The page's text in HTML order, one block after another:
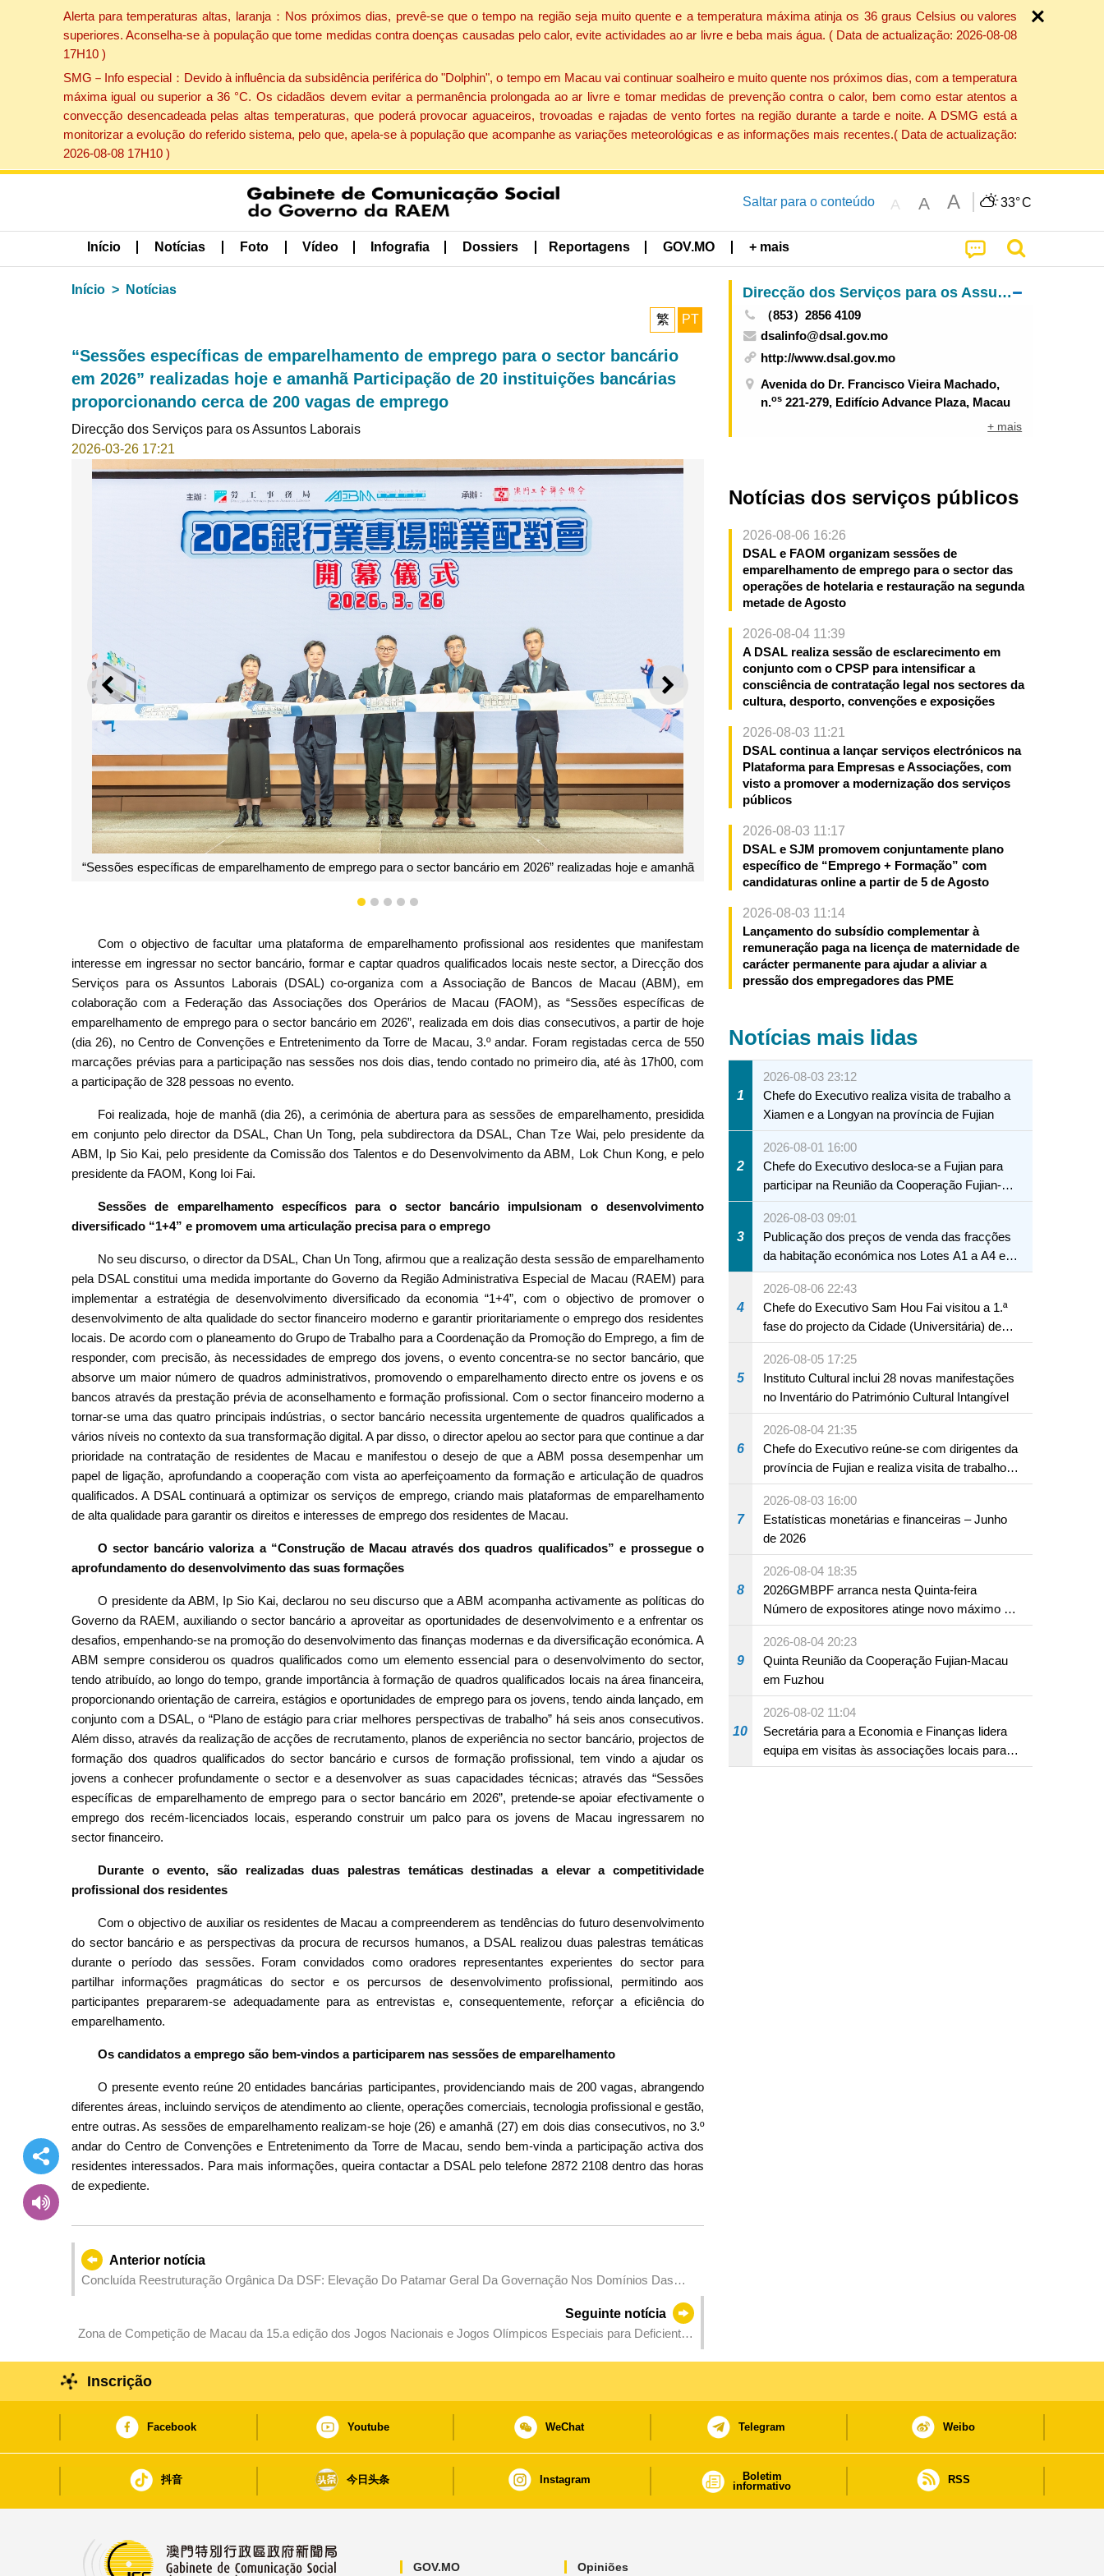
Alerta para temperaturas altas, laranja：Nos próximos dias, prevê-se que o tempo na região seja muito quente e a temperatura máxima atinja os 36 graus Celsius ou valores
superiores. Aconselha-se à população que tome medidas contra doenças causadas pelo calor, evite actividades ao ar livre e beba mais água. ( Data de actualização: 2026-08-08
17H10 )
SMG－Info especial：Devido à influência da subsidência periférica do "Dolphin", o tempo em Macau vai continuar soalheiro e muito quente nos próximos dias, com a temperatura
máxima igual ou superior a 36 °C. Os cidadãos devem evitar a permanência prolongada ao ar livre e tomar medidas de prevenção contra o calor, bem como estar atentos a
convecção desencadeada pelas altas temperaturas, que poderá provocar aguaceiros, trovoadas e rajadas de vento fortes na região durante a tarde e noite. A DSMG está a
monitorizar a evolução do referido sistema, pelo que, apela-se à população que acompanhe as variações meteorológicas e as informações mais recentes.( Data de actualização:
2026-08-08 17H10 )
Saltar para o conteúdo A A A 33°C
Início Notícias Foto Vídeo Infografia Dossiers Reportagens GOV.MO + mais
Início Notícias
繁 PT
“Sessões específicas de emparelhamento de emprego para o sector bancário
em 2026” realizadas hoje e amanhã Participação de 20 instituições bancárias
proporcionando cerca de 200 vagas de emprego
Direcção dos Serviços para os Assuntos Laborais
2026-03-26 17:21
ANTERIOR SEGUINTE
“Sessões específicas de emparelhamento de emprego para o sector bancário em 2026” realizadas hoje e amanhã
1 2 3 4 5
Com o objectivo de facultar uma plataforma de emparelhamento profissional aos residentes que manifestam
interesse em ingressar no sector bancário, formar e captar quadros qualificados locais neste sector, a Direcção dos
Serviços para os Assuntos Laborais (DSAL) co-organiza com a Associação de Bancos de Macau (ABM), em
colaboração com a Federação das Associações dos Operários de Macau (FAOM), as “Sessões específicas de
emparelhamento de emprego para o sector bancário em 2026”, realizada em dois dias consecutivos, a partir de hoje
(dia 26), no Centro de Convenções e Entretenimento da Torre de Macau, 3.º andar. Foram registadas cerca de 550
marcações prévias para a participação nas sessões nos dois dias, tendo contado no primeiro dia, até às 17h00, com
a participação de 328 pessoas no evento.
Foi realizada, hoje de manhã (dia 26), a cerimónia de abertura para as sessões de emparelhamento, presidida
em conjunto pelo director da DSAL, Chan Un Tong, pela subdirectora da DSAL, Chan Tze Wai, pelo presidente da
ABM, Ip Sio Kai, pelo presidente da Comissão dos Talentos e do Desenvolvimento da ABM, Lok Chun Kong, e pelo
presidente da FAOM, Kong Ioi Fai.
Sessões de emparelhamento específicos para o sector bancário impulsionam o desenvolvimento
diversificado “1+4” e promovem uma articulação precisa para o emprego
No seu discurso, o director da DSAL, Chan Un Tong, afirmou que a realização desta sessão de emparelhamento
pela DSAL constitui uma medida importante do Governo da Região Administrativa Especial de Macau (RAEM) para
implementar a estratégia de desenvolvimento diversificado da economia “1+4”, com o objectivo de promover o
desenvolvimento de alta qualidade do sector financeiro moderno e garantir prioritariamente o emprego dos residentes
locais. De acordo com o planeamento do Grupo de Trabalho para a Coordenação da Promoção do Emprego, a fim de
responder, com precisão, às necessidades de emprego dos jovens, o evento concentra-se no sector bancário, que
absorve um maior número de quadros administrativos, promovendo o emparelhamento directo entre os jovens e os
bancos através da prestação prévia de aconselhamento e formação profissional. Com o sector financeiro moderno a
tornar-se uma das quatro principais indústrias, o sector bancário necessita urgentemente de quadros qualificados a
vários níveis no contexto da sua transformação digital. A par disso, o director apelou ao sector para que continue a dar
prioridade na contratação de residentes de Macau e manifestou o desejo de que a ABM possa desempenhar um
papel de ligação, aprofundando a cooperação com vista ao aperfeiçoamento da formação e articulação de quadros
qualificados. A DSAL continuará a optimizar os serviços de emprego, criando mais plataformas de emparelhamento
de alta qualidade para garantir os direitos e interesses de emprego dos residentes de Macau.
O sector bancário valoriza a “Construção de Macau através dos quadros qualificados” e prossegue o
aprofundamento do desenvolvimento das suas formações
O presidente da ABM, Ip Sio Kai, declarou no seu discurso que a ABM acompanha activamente as políticas do
Governo da RAEM, auxiliando o sector bancário a aproveitar as oportunidades de desenvolvimento e a enfrentar os
desafios, empenhando-se na promoção do desenvolvimento das finanças modernas e da diversificação económica. A
ABM sempre considerou os quadros qualificados como um elemento essencial para o desenvolvimento do sector,
tendo atribuído, ao longo do tempo, grande importância à formação de quadros qualificados locais na área financeira,
proporcionando orientação de carreira, estágios e oportunidades de emprego para os jovens, tendo ainda lançado, em
conjunto com a DSAL, o “Plano de estágio para criar melhores perspectivas de trabalho” há seis anos consecutivos.
Além disso, através da realização de acções de recrutamento, planos de experiência no sector bancário, projectos de
formação dos quadros qualificados do sector bancário e cursos de formação profissional, tem vindo a ajudar os
jovens a conhecer profundamente o sector e a desenvolver as suas capacidades técnicas; através das “Sessões
específicas de emparelhamento de emprego para o sector bancário em 2026”, pretende-se apoiar efectivamente o
emprego dos recém-licenciados locais, esperando construir um palco para os jovens de Macau ingressarem no
sector financeiro.
Durante o evento, são realizadas duas palestras temáticas destinadas a elevar a competitividade
profissional dos residentes
Com o objectivo de auxiliar os residentes de Macau a compreenderem as tendências do futuro desenvolvimento
do sector bancário e as perspectivas da procura de recursos humanos, a DSAL realizou duas palestras temáticas
durante o período das sessões. Foram convidados como oradores representantes experientes do sector para
partilhar informações pragmáticas do sector e os percursos de desenvolvimento profissional, permitindo aos
participantes prepararem-se adequadamente para as entrevistas e, consequentemente, reforçar a eficiência do
emparelhamento.
Os candidatos a emprego são bem-vindos a participarem nas sessões de emparelhamento
O presente evento reúne 20 entidades bancárias participantes, providenciando mais de 200 vagas, abrangendo
diferentes áreas, incluindo serviços de atendimento ao cliente, operações comerciais, tecnologia profissional e gestão,
entre outras. As sessões de emparelhamento realizam-se hoje (26) e amanhã (27) em dois dias consecutivos, no 3.º
andar do Centro de Convenções e Entretenimento da Torre de Macau, sendo bem-vinda a participação activa dos
residentes interessados. Para mais informações, queira contactar a DSAL pelo telefone 2872 2108 dentro das horas
de expediente.
Anterior notícia
Concluída Reestruturação Orgânica Da DSF: Elevação Do Patamar Geral Da Governação Nos Domínios Das
Seguinte notícia
Zona de Competição de Macau da 15.a edição dos Jogos Nacionais e Jogos Olímpicos Especiais para Deficientes
Direcção dos Serviços para os Assuntos Laborais
（853）2856 4109
dsalinfo@dsal.gov.mo
http://www.dsal.gov.mo
Avenida do Dr. Francisco Vieira Machado,
n.os 221-279, Edifício Advance Plaza, Macau
+ mais
Notícias dos serviços públicos
2026-08-06 16:26
DSAL e FAOM organizam sessões de
emparelhamento de emprego para o sector das
operações de hotelaria e restauração na segunda
metade de Agosto
2026-08-04 11:39
A DSAL realiza sessão de esclarecimento em
conjunto com o CPSP para intensificar a
consciência de contratação legal nos sectores da
cultura, desporto, convenções e exposições
2026-08-03 11:21
DSAL continua a lançar serviços electrónicos na
Plataforma para Empresas e Associações, com
visto a promover a modernização dos serviços
públicos
2026-08-03 11:17
DSAL e SJM promovem conjuntamente plano
específico de “Emprego + Formação” com
candidaturas online a partir de 5 de Agosto
2026-08-03 11:14
Lançamento do subsídio complementar à
remuneração paga na licença de maternidade de
carácter permanente para ajudar a aliviar a
pressão dos empregadores das PME
Notícias mais lidas
1
2026-08-03 23:12
Chefe do Executivo realiza visita de trabalho a
Xiamen e a Longyan na província de Fujian
2
2026-08-01 16:00
Chefe do Executivo desloca-se a Fujian para
participar na Reunião da Cooperação Fujian-
Macau
3
2026-08-03 09:01
Publicação dos preços de venda das fracções
da habitação económica nos Lotes A1 a A4 e
A12 da Zona A dos Novos Aterros
4
2026-08-06 22:43
Chefe do Executivo Sam Hou Fai visitou a 1.ª
fase do projecto da Cidade (Universitária) de
Educação Internacional de Macau e Hengqin
5
2026-08-05 17:25
Instituto Cultural inclui 28 novas manifestações
no Inventário do Património Cultural Intangível
6
2026-08-04 21:35
Chefe do Executivo reúne-se com dirigentes da
província de Fujian e realiza visita de trabalho
em Fuzhou
7
2026-08-03 16:00
Estatísticas monetárias e financeiras – Junho
de 2026
8
2026-08-04 18:35
2026GMBPF arranca nesta Quinta-feira
Número de expositores atinge novo máximo em
18 anos
9
2026-08-04 20:23
Quinta Reunião da Cooperação Fujian-Macau
em Fuzhou
10
2026-08-02 11:04
Secretária para a Economia e Finanças lidera
equipa em visitas às associações locais para
consolidar consensos e promover os trabalhos
Inscrição
Facebook Youtube WeChat Telegram Weibo
抖音 今日头条 Instagram
Boletim
informativo
RSS
GOV.MO Opiniões